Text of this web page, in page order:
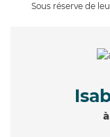
Sous réserve de